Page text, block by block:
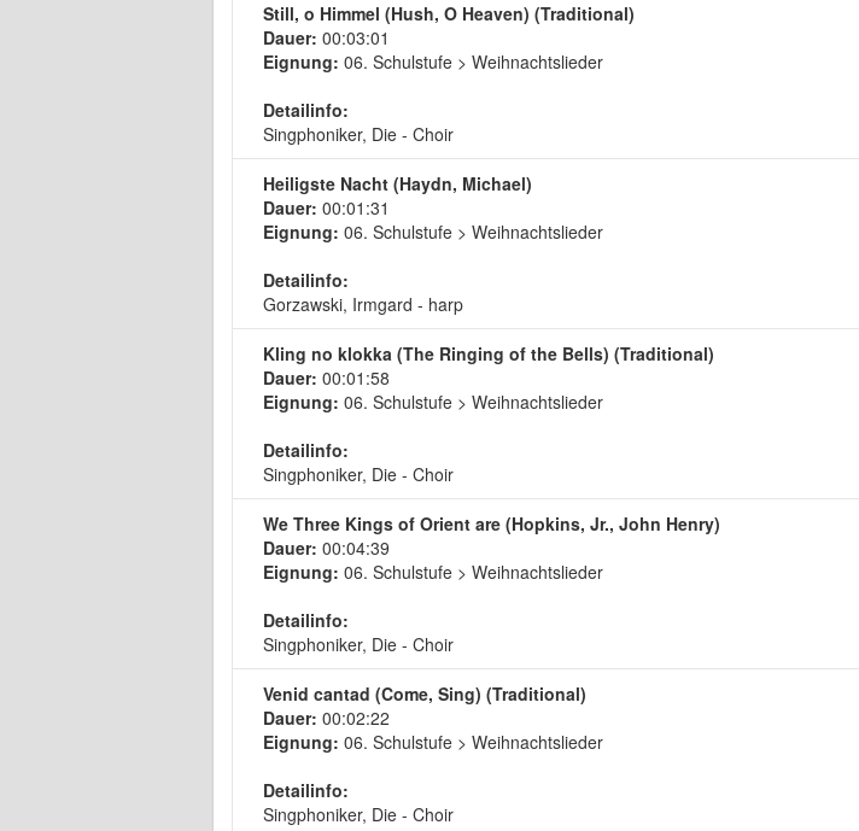
Still, o Himmel (Hush, O Heaven) (Traditional)
Dauer: 00:03:01
Eignung: 06. Schulstufe > Weihnachtslieder
Detailinfo:
Singphoniker, Die - Choir
Heiligste Nacht (Haydn, Michael)
Dauer: 00:01:31
Eignung: 06. Schulstufe > Weihnachtslieder
Detailinfo:
Gorzawski, Irmgard - harp
Kling no klokka (The Ringing of the Bells) (Traditional)
Dauer: 00:01:58
Eignung: 06. Schulstufe > Weihnachtslieder
Detailinfo:
Singphoniker, Die - Choir
We Three Kings of Orient are (Hopkins, Jr., John Henry)
Dauer: 00:04:39
Eignung: 06. Schulstufe > Weihnachtslieder
Detailinfo:
Singphoniker, Die - Choir
Venid cantad (Come, Sing) (Traditional)
Dauer: 00:02:22
Eignung: 06. Schulstufe > Weihnachtslieder
Detailinfo:
Singphoniker, Die - Choir